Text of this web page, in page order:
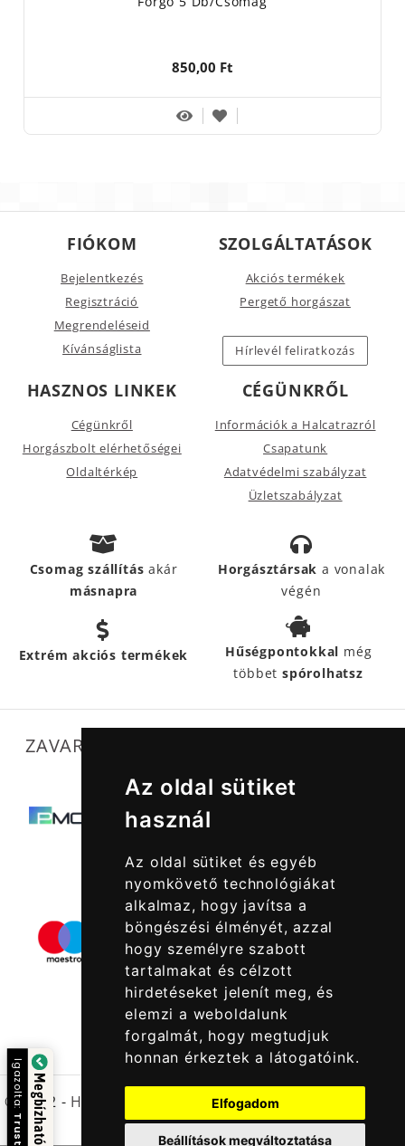
Az oldal sütiket
használ
Az oldal sütiket és egyéb
nyomkövető technológiákat
alkalmaz, hogy javítsa a
böngészési élményét, azzal
hogy személyre szabott
tartalmakat és célzott
hirdetéseket jelenít meg, és
elemzi a weboldalunk
forgalmát, hogy megtudjuk
honnan érkeztek a látogatóink.
Elfogadom
Beállítások megváltoztatása
850,00 Ft
FIÓKOM
Bejelentkezés
Regisztráció
Megrendeléseid
Kívánságlista
SZOLGÁLTATÁSOK
Akciós termékek
Pergető horgászat
Hírlevél feliratkozás
HASZNOS LINKEK
Cégünkről
Horgászbolt elérhetőségei
Oldaltérkép
CÉGÜNKRŐL
Információk a Halcatrazról
Csapatunk
Adatvédelmi szabályzat
Üzletszabályzat
Csomag szállításakár
másnapra
Horgásztársak a vonalak
végén
Extrém akciós termékek Hűségpontokkal még
többetspórolhatsz
ZAVARTALAN MŰKÖDÉSÜNKET SEGÍTIK
© 2022 - Halcatraz Kft.
Igazolta: